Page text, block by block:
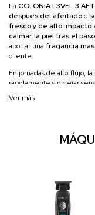
La COLONIA L3VEL 3
después del afeitado
fresco y de alto impacto
calmar la piel tras el
aportar una fragancia
cliente.
En jornadas de alto flujo, la
rápidamente sin dejar
tonificar la piel y cerrar
Pensada para el ritual
afeitado tradicionalcomo
Ver más